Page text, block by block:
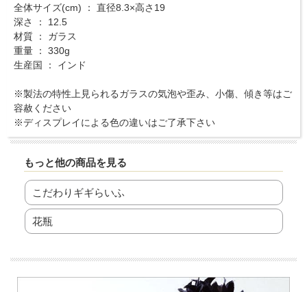
全体サイズ(cm) ： 直径8.3×高さ19
深さ ： 12.5
材質 ： ガラス
重量 ： 330g
生産国 ： インド
※製法の特性上見られるガラスの気泡や歪み、小傷、傾き等はご
容赦ください
※ディスプレイによる色の違いはご了承下さい
もっと他の商品を見る
こだわりギギらいふ
花瓶